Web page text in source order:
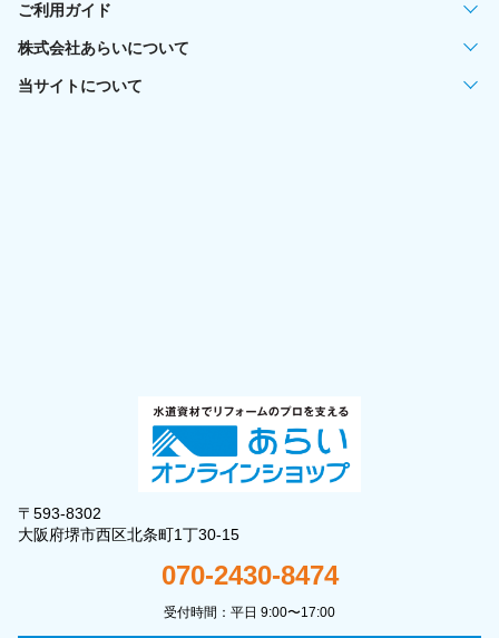
ご利用ガイド
株式会社あらいについて
当サイトについて
〒593-8302
大阪府堺市西区北条町1丁30-15
070-2430-8474
受付時間：平日 9:00〜17:00